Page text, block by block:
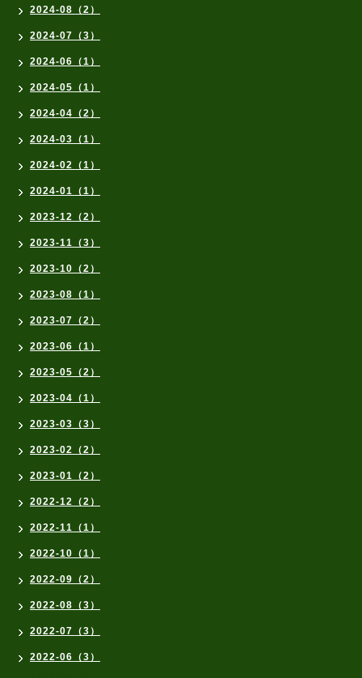
2024-08（2）
2024-07（3）
2024-06（1）
2024-05（1）
2024-04（2）
2024-03（1）
2024-02（1）
2024-01（1）
2023-12（2）
2023-11（3）
2023-10（2）
2023-08（1）
2023-07（2）
2023-06（1）
2023-05（2）
2023-04（1）
2023-03（3）
2023-02（2）
2023-01（2）
2022-12（2）
2022-11（1）
2022-10（1）
2022-09（2）
2022-08（3）
2022-07（3）
2022-06（3）